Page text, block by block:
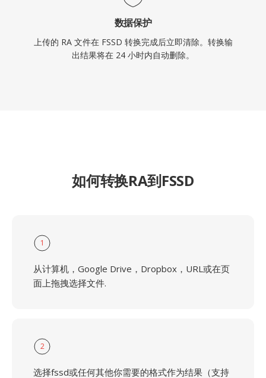
数据保护
上传的 RA 文件在 FSSD 转换完成后立即清除。转换输
出结果将在 24 小时内自动删除。
如何转换RA到FSSD
1
从计算机，Google Drive，Dropbox，URL或在页
面上拖拽选择文件.
2
选择fssd或任何其他你需要的格式作为结果（支持